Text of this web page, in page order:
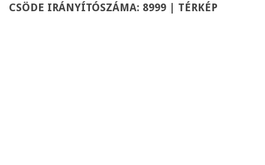
CSÖDE IRÁNYÍTÓSZÁMA: 8999 | TÉRKÉP